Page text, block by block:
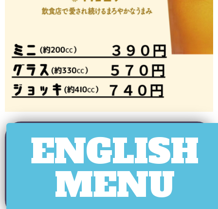
ENGLISH
MENU